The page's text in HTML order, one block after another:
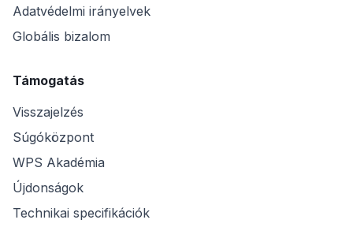
Adatvédelmi irányelvek
Globális bizalom
Támogatás
Visszajelzés
Súgóközpont
WPS Akadémia
Újdonságok
Technikai specifikációk